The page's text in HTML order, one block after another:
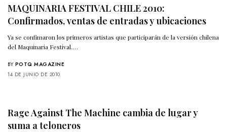
MAQUINARIA FESTIVAL CHILE 2010:
Confirmados, ventas de entradas y ubicaciones
Ya se confimaron los primeros artistas que participarán de la versión chilena
del Maquinaria Festival.…
BY POTQ MAGAZINE
14 DE JUNIO DE 2010
Rage Against The Machine cambia de lugar y
suma a teloneros